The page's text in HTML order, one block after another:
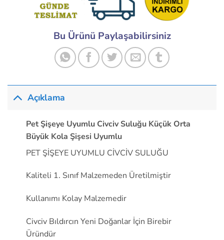
Bu Ürünü Paylaşabilirsiniz
Açıklama
Pet Şişeye Uyumlu Civciv Suluğu Küçük Orta
Büyük Kola Şişesi Uyumlu
PET ŞİŞEYE UYUMLU CİVCİV SULUĞU
Kaliteli 1. Sınıf Malzemeden Üretilmiştir
Kullanımı Kolay Malzemedir
Civciv Bıldırcın Yeni Doğanlar İçin Birebir
Üründür